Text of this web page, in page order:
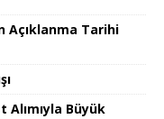
Açıklanma Tarihi
Alımıyla Büyük